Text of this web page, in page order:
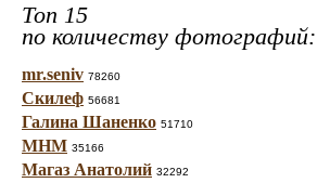
Топ 15
по количеству фотографий:
mr.seniv 78260
Скилеф 56681
Галина Шаненко 51710
МНМ 35166
Магаз Анатолий 32292